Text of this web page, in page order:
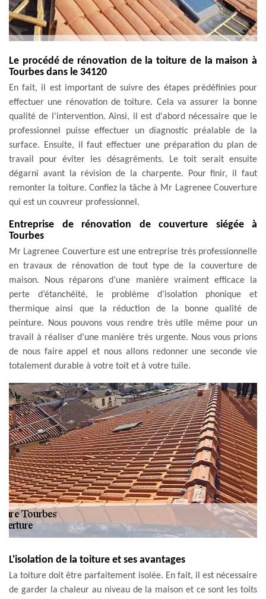
Le procédé de rénovation de la toiture de la maison à
Tourbes dans le 34120
En fait, il est important de suivre des étapes prédéfinies pour
effectuer une rénovation de toiture. Cela va assurer la bonne
qualité de l'intervention. Ainsi, il est d'abord nécessaire que le
professionnel puisse effectuer un diagnostic préalable de la
surface. Ensuite, il faut effectuer une préparation du plan de
travail pour éviter les désagréments. Le toit serait ensuite
dégarni avant la révision de la charpente. Pour finir, il faut
remonter la toiture. Confiez la tâche à Mr Lagrenee Couverture
qui est un couvreur professionnel.
Entreprise de rénovation de couverture siégée à
Tourbes
Mr Lagrenee Couverture est une entreprise très professionnelle
en travaux de rénovation de tout type de la couverture de
maison. Nous réparons d’une manière vraiment efficace la
perte d’étanchéité, le problème d’isolation phonique et
thermique ainsi que la réduction de la bonne qualité de
peinture. Nous pouvons vous rendre très utile même pour un
travail à réaliser d’une manière très urgente. Nous vous prions
de nous faire appel et nous allons redonner une seconde vie
totalement durable à votre toit et à votre tuile.
L'isolation de la toiture et ses avantages
La toiture doit être parfaitement isolée. En fait, il est nécessaire
de garder la chaleur au niveau de la maison et ce sont les toits